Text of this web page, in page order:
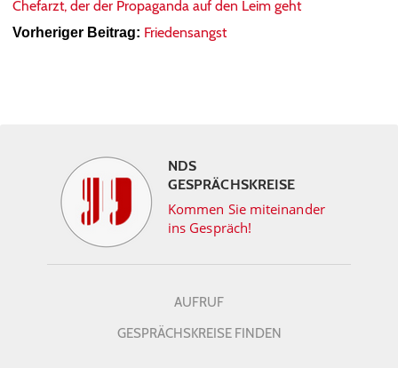
Chefarzt, der der Propaganda auf den Leim geht
Vorheriger Beitrag: Friedensangst
NDS
GESPRÄCHSKREISE
Kommen Sie miteinander
ins Gespräch!
AUFRUF
GESPRÄCHSKREISE FINDEN